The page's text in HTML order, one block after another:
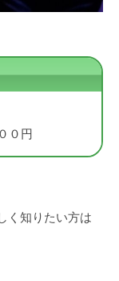
０円
く知りたい方は